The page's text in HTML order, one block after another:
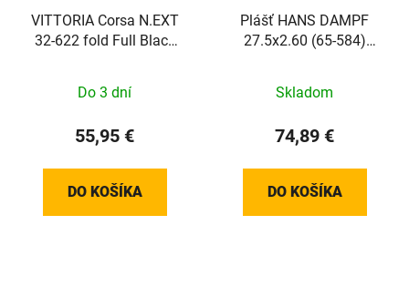
VITTORIA Corsa N.EXT
32-622 fold Full Black
Do 3 dní
55,95 €
DO KOŠÍKA
Plášť HANS DAMPF
27.5x2.60 (65-584)
skladací
Skladom
74,89 €
DO KOŠÍKA